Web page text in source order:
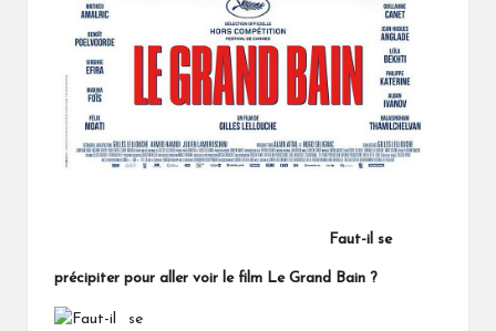
Faut-il se
précipiter pour aller voir le film Le Grand Bain ?